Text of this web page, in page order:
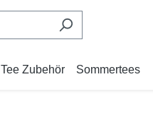
Tee Zubehör Sommertees